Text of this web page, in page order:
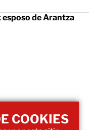
esposo de Arantza
COOKIES